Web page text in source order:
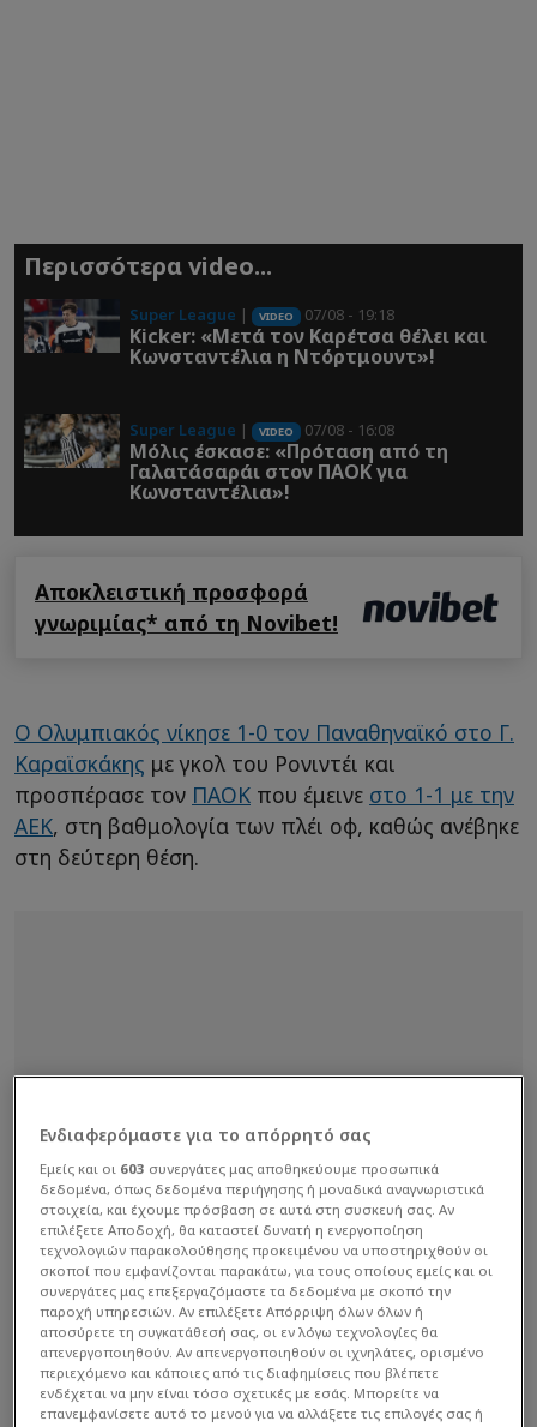
Περισσότερα video...
Super League | VIDEO 07/08 - 19:18
Kicker: «Μετά τον Καρέτσα θέλει και
Κωνσταντέλια η Ντόρτμουντ»!
Super League | VIDEO 07/08 - 16:08
Μόλις έσκασε: «Πρόταση από τη
Γαλατάσαράι στον ΠΑΟΚ για
Κωνσταντέλια»!
Αποκλειστική προσφορά
γνωριμίας* από τη Novibet!
Ο Ολυμπιακός νίκησε 1-0 τον Παναθηναϊκό στο Γ.
Καραϊσκάκης με γκολ του Ρονιντέι και
προσπέρασε τον ΠΑΟΚ που έμεινε στο 1-1 με την
ΑΕΚ, στη βαθμολογία των πλέι οφ, καθώς ανέβηκε
στη δεύτερη θέση.
Ενδιαφερόμαστε για το απόρρητό σας
Εμείς και οι 603 συνεργάτες μας αποθηκεύουμε προσωπικά
δεδομένα, όπως δεδομένα περιήγησης ή μοναδικά αναγνωριστικά
στοιχεία, και έχουμε πρόσβαση σε αυτά στη συσκευή σας. Αν
επιλέξετε Αποδοχή, θα καταστεί δυνατή η ενεργοποίηση
τεχνολογιών παρακολούθησης προκειμένου να υποστηριχθούν οι
σκοποί που εμφανίζονται παρακάτω, για τους οποίους εμείς και οι
συνεργάτες μας επεξεργαζόμαστε τα δεδομένα με σκοπό την
παροχή υπηρεσιών. Αν επιλέξετε Απόρριψη όλων όλων ή
αποσύρετε τη συγκατάθεσή σας, οι εν λόγω τεχνολογίες θα
απενεργοποιηθούν. Αν απενεργοποιηθούν οι ιχνηλάτες, ορισμένο
περιεχόμενο και κάποιες από τις διαφημίσεις που βλέπετε
ενδέχεται να μην είναι τόσο σχετικές με εσάς. Μπορείτε να
επανεμφανίσετε αυτό το μενού για να αλλάξετε τις επιλογές σας ή